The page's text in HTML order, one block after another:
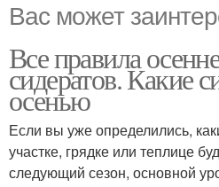
Вас может
Все правила
сидератов. Какие
осенью
Если вы уже определились,
участке, грядке или теплице
следующий сезон, основной